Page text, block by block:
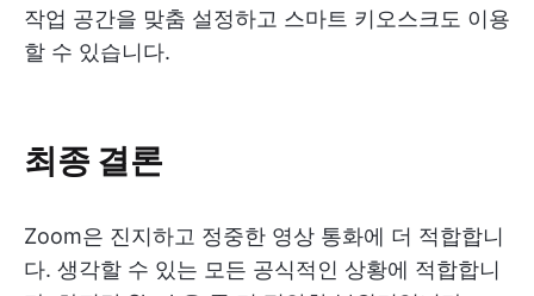
작업 공간을 맞춤 설정하고 스마트 키오스크도 이용
할 수 있습니다.
최종 결론
Zoom은 진지하고 정중한 영상 통화에 더 적합합니
다. 생각할 수 있는 모든 공식적인 상황에 적합합니